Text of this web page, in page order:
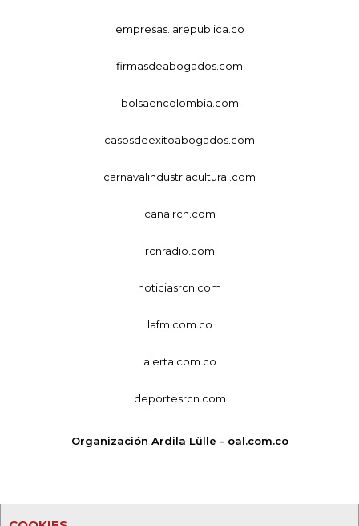
empresas.larepublica.co
firmasdeabogados.com
bolsaencolombia.com
casosdeexitoabogados.com
carnavalindustriacultural.com
canalrcn.com
rcnradio.com
noticiasrcn.com
lafm.com.co
alerta.com.co
deportesrcn.com
Organización Ardila Lülle - oal.com.co